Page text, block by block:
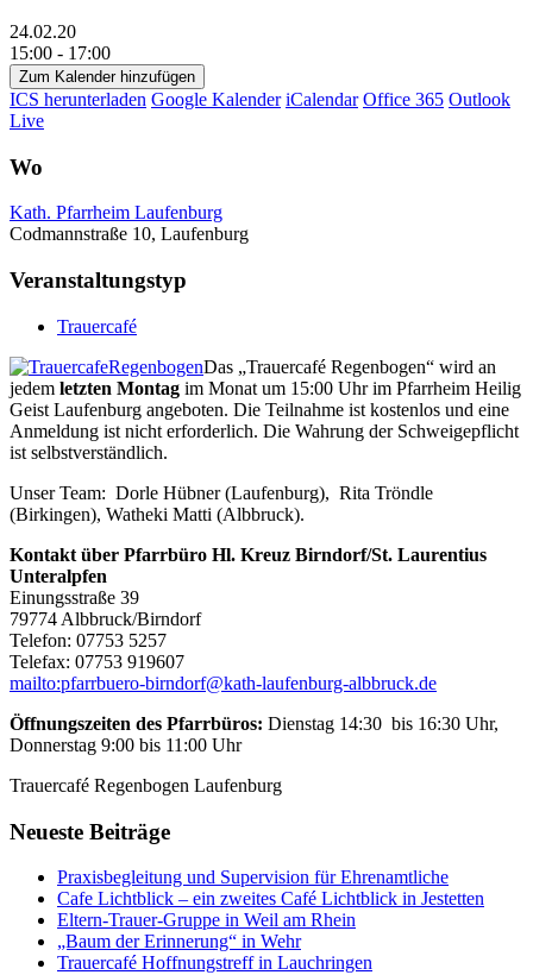
24.02.20
15:00 - 17:00
Zum Kalender hinzufügen
ICS herunterladen Google Kalender iCalendar Office 365 Outlook
Live
Wo
Kath. Pfarrheim Laufenburg
Codmannstraße 10, Laufenburg
Veranstaltungstyp
Trauercafé
Das „Trauercafé Regenbogen“ wird an
jedem letzten Montag im Monat um 15:00 Uhr im Pfarrheim Heilig
Geist Laufenburg angeboten. Die Teilnahme ist kostenlos und eine
Anmeldung ist nicht erforderlich. Die Wahrung der Schweigepflicht
ist selbstverständlich.
Unser Team: Dorle Hübner (Laufenburg), Rita Tröndle
(Birkingen), Watheki Matti (Albbruck).
Kontakt über Pfarrbüro Hl. Kreuz Birndorf/St. Laurentius
Unteralpfen
Einungsstraße 39
79774 Albbruck/Birndorf
Telefon: 07753 5257
Telefax: 07753 919607
mailto:pfarrbuero-birndorf@kath-laufenburg-albbruck.de
Öffnungszeiten des Pfarrbüros: Dienstag 14:30 bis 16:30 Uhr,
Donnerstag 9:00 bis 11:00 Uhr
Trauercafé Regenbogen Laufenburg
Neueste Beiträge
Praxisbegleitung und Supervision für Ehrenamtliche
Cafe Lichtblick – ein zweites Café Lichtblick in Jestetten
Eltern-Trauer-Gruppe in Weil am Rhein
„Baum der Erinnerung“ in Wehr
Trauercafé Hoffnungstreff in Lauchringen